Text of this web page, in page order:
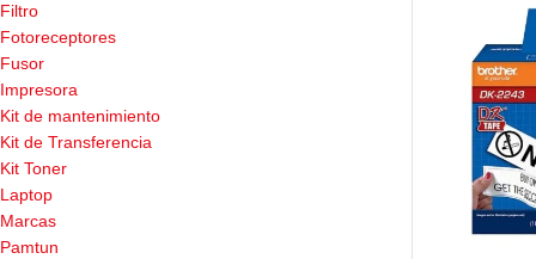
Filtro
Fotoreceptores
Fusor
Impresora
Kit de mantenimiento
Kit de Transferencia
Kit Toner
Laptop
Marcas
Pamtun